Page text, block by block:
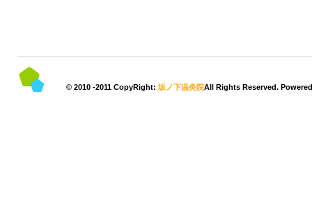
© 2010 -2011 CopyRight: 坂ノ下温灸院All Rights Reserved.